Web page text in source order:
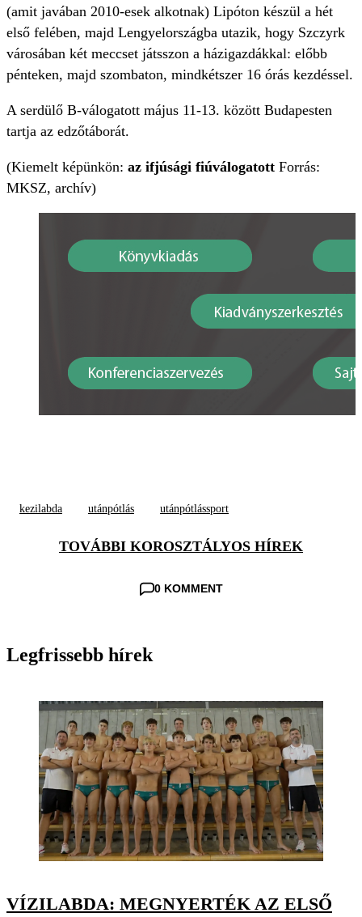
(amit javában 2010-esek alkotnak) Lipóton készül a hét
első felében, majd Lengyelországba utazik, hogy Szczyrk
városában két meccset játsszon a házigazdákkal: előbb
pénteken, majd szombaton, mindkétszer 16 órás kezdéssel.
A serdülő B-válogatott május 11-13. között Budapesten
tartja az edzőtáborát.
(Kiemelt képünkön: az ifjúsági fiúválogatott Forrás:
MKSZ, archív)
kezilabda utánpótlás utánpótlássport
TOVÁBBI KOROSZTÁLYOS HÍREK
0 KOMMENT
Legfrissebb hírek
VÍZILABDA: MEGNYERTÉK AZ ELSŐ